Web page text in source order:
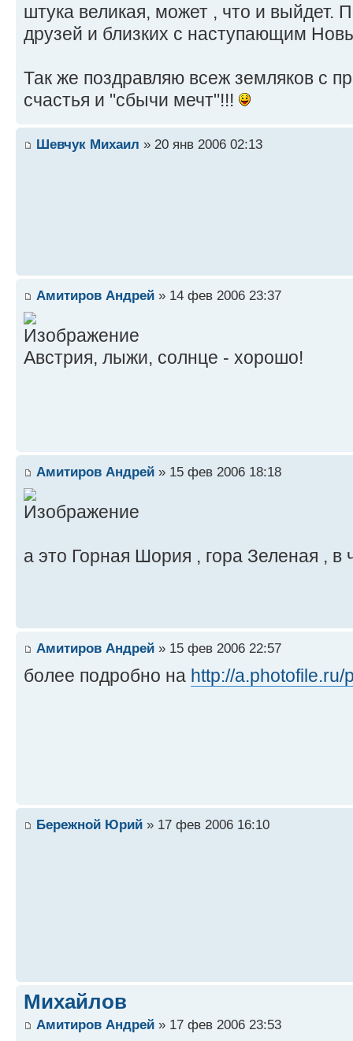
штука великая, может , что и выйдет.
друзей и близких с наступающим
Так же поздравляю всеж земляков с
счастья и "сбычи мечт"!!!
Шевчук Михаил » 20 янв 2006 02:13
Амитиров Андрей » 14 фев 2006 23:37
Австрия, лыжи, солнце - хорошо!
Амитиров Андрей » 15 фев 2006 18:18
а это Горная Шория , гора Зеленая , в
Амитиров Андрей » 15 фев 2006 22:57
более подробно на http://
Бережной Юрий » 17 фев 2006 16:10
Михайлов
Амитиров Андрей » 17 фев 2006 23:53